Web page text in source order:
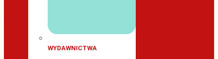
WYDAWNICTWA